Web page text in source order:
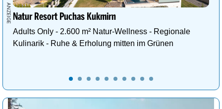
Natur Resort Puchas Kukmirn
Adults Only - 2.600 m² Natur-Wellness - Regionale
Kulinarik - Ruhe & Erholung mitten im Grünen